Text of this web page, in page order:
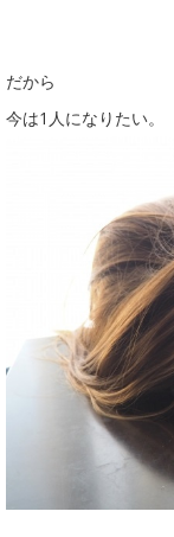
だから
今は1人になりたい。